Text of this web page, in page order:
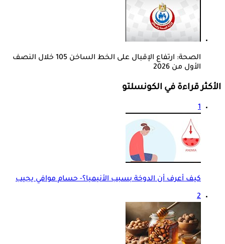
الصحة: ارتفاع الإقبال على الخط الساخن 105 خلال النصف
الأول من 2026
الأكثر قراءة في الكونسلتو
1
كيف أعرف أن الدوخة بسبب الأنيميا؟- حسام موافي يجيب
2